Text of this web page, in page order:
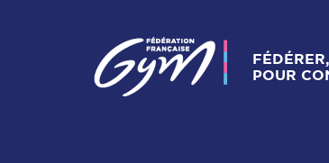
FÉDÉRER,
POUR